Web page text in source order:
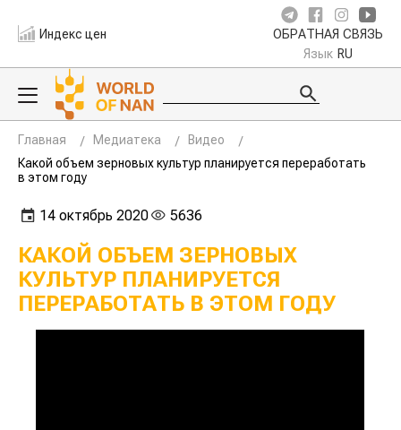
Индекс цен ОБРАТНАЯ СВЯЗЬ
Язык RU
Главная Медиатека
Видео
Какой объем зерновых культур планируется переработать
в этом году
14 октябрь 2020 5636
КАКОЙ ОБЪЕМ ЗЕРНОВЫХ
КУЛЬТУР ПЛАНИРУЕТСЯ
ПЕРЕРАБОТАТЬ В ЭТОМ ГОДУ